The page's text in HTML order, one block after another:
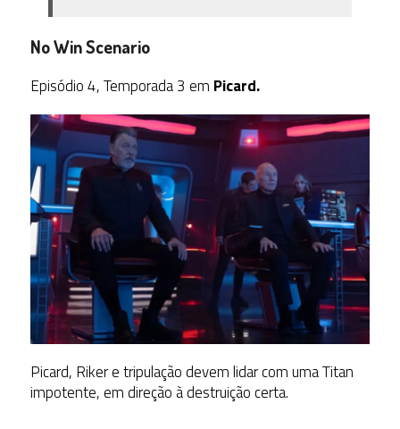
No Win Scenario
Episódio 4, Temporada 3 em Picard.
Picard, Riker e tripulação devem lidar com uma Titan
impotente, em direção à destruição certa.